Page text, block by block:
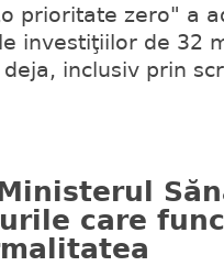
prioritate zero" a
investiţiilor de 32
inclusiv prin
care